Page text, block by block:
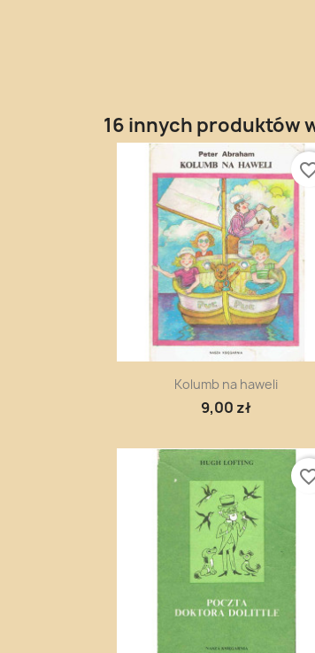
16 innych produktów
Szybki podgląd
Kolumb na haweli
9,00 zł